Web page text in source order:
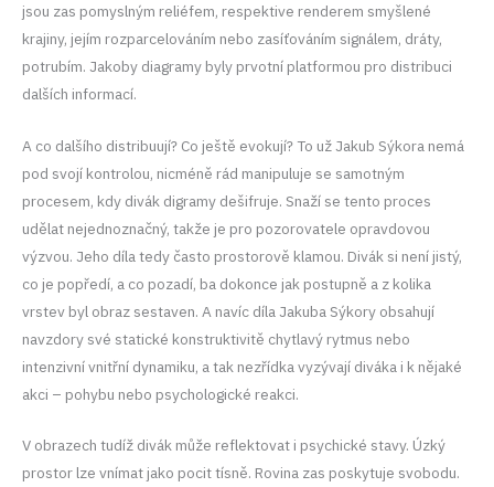
jsou zas pomyslným reliéfem, respektive renderem smyšlené
krajiny, jejím rozparcelováním nebo zasíťováním signálem, dráty,
potrubím. Jakoby diagramy byly prvotní platformou pro distribuci
dalších informací.
A co dalšího distribuují? Co ještě evokují? To už Jakub Sýkora nemá
pod svojí kontrolou, nicméně rád manipuluje se samotným
procesem, kdy divák digramy dešifruje. Snaží se tento proces
udělat nejednoznačný, takže je pro pozorovatele opravdovou
výzvou. Jeho díla tedy často prostorově klamou. Divák si není jistý,
co je popředí, a co pozadí, ba dokonce jak postupně a z kolika
vrstev byl obraz sestaven. A navíc díla Jakuba Sýkory obsahují
navzdory své statické konstruktivitě chytlavý rytmus nebo
intenzivní vnitřní dynamiku, a tak nezřídka vyzývají diváka i k nějaké
akci – pohybu nebo psychologické reakci.
V obrazech tudíž divák může reflektovat i psychické stavy. Úzký
prostor lze vnímat jako pocit tísně. Rovina zas poskytuje svobodu.